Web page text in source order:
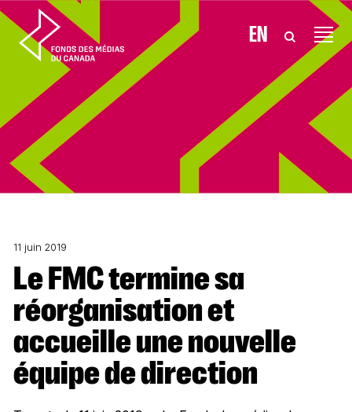
Aller au contenu EN
11 juin 2019
Le FMC termine sa
réorganisation et
accueille une nouvelle
équipe de direction